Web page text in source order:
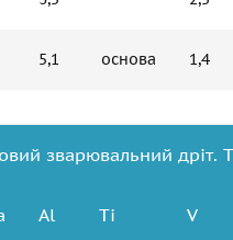
5,1 основа 1,4
зварювальний дріт.
Аl Ti V